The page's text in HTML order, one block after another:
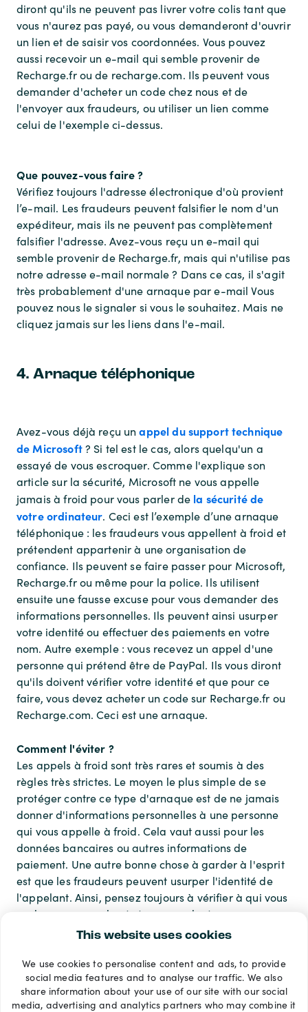
This website uses cookies
We use cookies to personalise content and ads, to provide
social media features and to analyse our traffic. We also
share information about your use of our site with our social
media, advertising and analytics partners who may combine it
diront qu'ils ne peuvent pas livrer votre colis tant que
vous n'aurez pas payé, ou vous demanderont d'ouvrir
un lien et de saisir vos coordonnées. Vous pouvez
aussi recevoir un e-mail qui semble provenir de
Recharge.fr ou de recharge.com. Ils peuvent vous
demander d'acheter un code chez nous et de
l'envoyer aux fraudeurs, ou utiliser un lien comme
celui de l'exemple ci-dessus.
Que pouvez-vous faire ?
Vérifiez toujours l'adresse électronique d'où provient
l’e-mail. Les fraudeurs peuvent falsifier le nom d'un
expéditeur, mais ils ne peuvent pas complètement
falsifier l'adresse. Avez-vous reçu un e-mail qui
semble provenir de Recharge.fr, mais qui n'utilise pas
notre adresse e-mail normale ? Dans ce cas, il s'agit
très probablement d'une arnaque par e-mail Vous
pouvez nous le signaler si vous le souhaitez. Mais ne
cliquez jamais sur les liens dans l'e-mail.
4. Arnaque téléphonique
Avez-vous déjà reçu unappel du support technique
de Microsoft? Si tel est le cas, alors quelqu'un a
essayé de vous escroquer. Comme l'explique son
article sur la sécurité, Microsoft ne vous appelle
jamais à froid pour vous parler de la sécurité de
votre ordinateur. Ceci est l’exemple d’une arnaque
téléphonique : les fraudeurs vous appellent à froid et
prétendent appartenir à une organisation de
confiance. Ils peuvent se faire passer pour Microsoft,
Recharge.fr ou même pour la police. Ils utilisent
ensuite une fausse excuse pour vous demander des
informations personnelles. Ils peuvent ainsi usurper
votre identité ou effectuer des paiements en votre
nom. Autre exemple : vous recevez un appel d'une
personne qui prétend être de PayPal. Ils vous diront
qu'ils doivent vérifier votre identité et que pour ce
faire, vous devez acheter un code sur Recharge.fr ou
Recharge.com. Ceci est une arnaque.
Comment l'éviter ?
Les appels à froid sont très rares et soumis à des
règles très strictes. Le moyen le plus simple de se
protéger contre ce type d'arnaque est de ne jamais
donner d'informations personnelles à une personne
qui vous appelle à froid. Cela vaut aussi pour les
données bancaires ou autres informations de
paiement. Une autre bonne chose à garder à l'esprit
est que les fraudeurs peuvent usurper l'identité de
l'appelant. Ainsi, pensez toujours à vérifier à qui vous
parlez en raccrochant et en rappelant.
Modes de paiement